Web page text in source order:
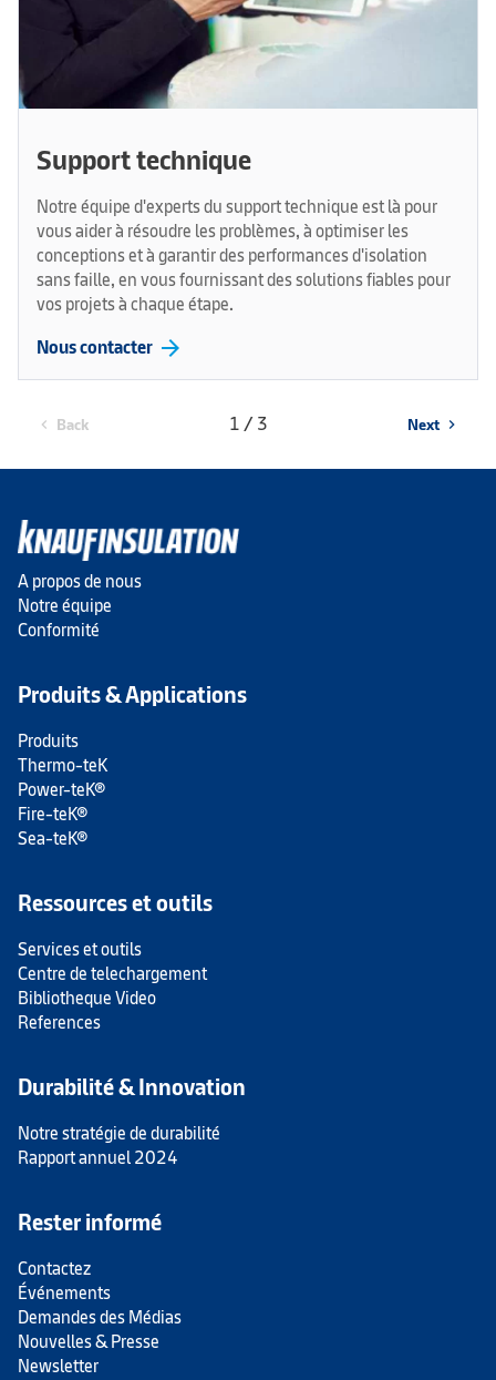
Support technique
Notre équipe d'experts du support technique est là pour
vous aider à résoudre les problèmes, à optimiser les
conceptions et à garantir des performances d'isolation
sans faille, en vous fournissant des solutions fiables pour
vos projets à chaque étape.
Nous contacter arrow_forward
chevron_left Back 1 / 3 Next chevron_right
A propos de nous
Notre équipe
Conformité
Produits & Applications
Produits
Thermo-teK
Power-teK®
Fire-teK®
Sea-teK®
Ressources et outils
Services et outils
Centre de telechargement
Bibliotheque Video
References
Durabilité & Innovation
Notre stratégie de durabilité
Rapport annuel 2024
Rester informé
Contactez
Événements
Demandes des Médias
Nouvelles & Presse
Newsletter